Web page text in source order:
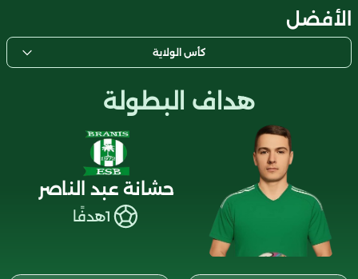
الأفضل
كأس الولاية
هداف البطولة
حشانة عبد الناصر
1هدفًا